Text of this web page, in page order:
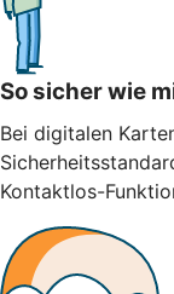
So sicher wie
Bei digitalen
Kontaktlos-